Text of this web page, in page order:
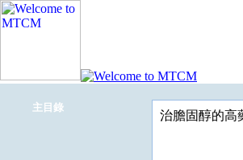
主目錄
治膽固醇的高